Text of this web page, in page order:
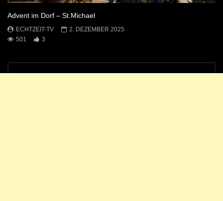
Advent im Dorf – St.Michael
ECHTZEIT-TV
2. DEZEMBER 2025
501
3